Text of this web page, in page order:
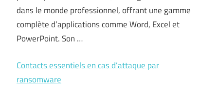
dans le monde professionnel, offrant une gamme
complète d’applications comme Word, Excel et
PowerPoint. Son …
Contacts essentiels en cas d’attaque par
ransomware